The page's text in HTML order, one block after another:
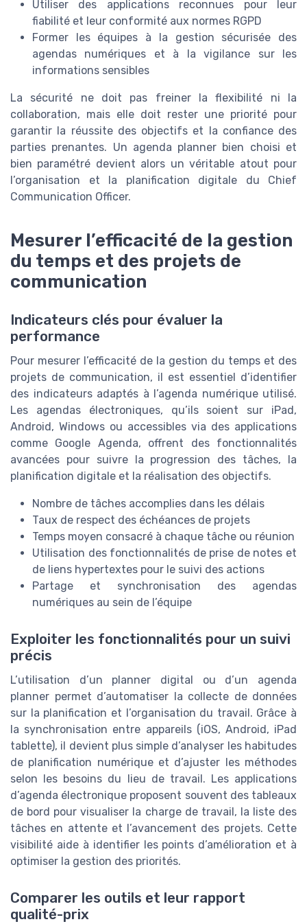
Utiliser des applications reconnues pour leur
fiabilité et leur conformité aux normes RGPD
Former les équipes à la gestion sécurisée des
agendas numériques et à la vigilance sur les
informations sensibles
La sécurité ne doit pas freiner la flexibilité ni la
collaboration, mais elle doit rester une priorité pour
garantir la réussite des objectifs et la confiance des
parties prenantes. Un agenda planner bien choisi et
bien paramétré devient alors un véritable atout pour
l’organisation et la planification digitale du Chief
Communication Officer.
Mesurer l’efficacité de la gestion
du temps et des projets de
communication
Indicateurs clés pour évaluer la
performance
Pour mesurer l’efficacité de la gestion du temps et des
projets de communication, il est essentiel d’identifier
des indicateurs adaptés à l’agenda numérique utilisé.
Les agendas électroniques, qu’ils soient sur iPad,
Android, Windows ou accessibles via des applications
comme Google Agenda, offrent des fonctionnalités
avancées pour suivre la progression des tâches, la
planification digitale et la réalisation des objectifs.
Nombre de tâches accomplies dans les délais
Taux de respect des échéances de projets
Temps moyen consacré à chaque tâche ou réunion
Utilisation des fonctionnalités de prise de notes et
de liens hypertextes pour le suivi des actions
Partage et synchronisation des agendas
numériques au sein de l’équipe
Exploiter les fonctionnalités pour un suivi
précis
L’utilisation d’un planner digital ou d’un agenda
planner permet d’automatiser la collecte de données
sur la planification et l’organisation du travail. Grâce à
la synchronisation entre appareils (iOS, Android, iPad
tablette), il devient plus simple d’analyser les habitudes
de planification numérique et d’ajuster les méthodes
selon les besoins du lieu de travail. Les applications
d’agenda électronique proposent souvent des tableaux
de bord pour visualiser la charge de travail, la liste des
tâches en attente et l’avancement des projets. Cette
visibilité aide à identifier les points d’amélioration et à
optimiser la gestion des priorités.
Comparer les outils et leur rapport
qualité-prix